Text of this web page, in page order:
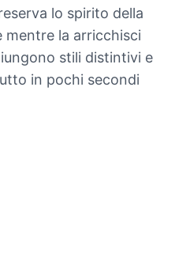
lo spirito della
la arricchisci
stili distintivi e
in pochi secondi